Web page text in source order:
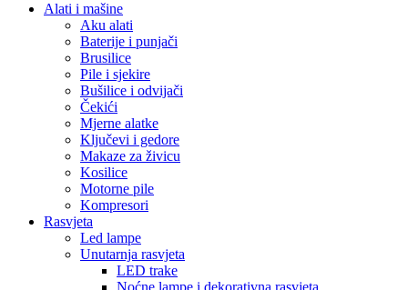
Alati i mašine
Aku alati
Baterije i punjači
Brusilice
Pile i sjekire
Bušilice i odvijači
Čekići
Mjerne alatke
Ključevi i gedore
Makaze za živicu
Kosilice
Motorne pile
Kompresori
Rasvjeta
Led lampe
Unutarnja rasvjeta
LED trake
Noćne lampe i dekorativna rasvjeta